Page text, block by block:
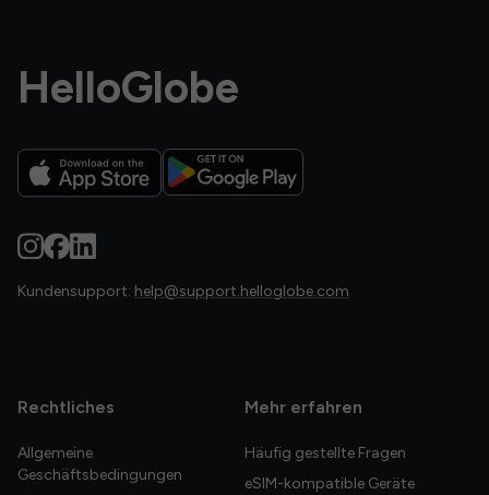
HelloGlobe
Kundensupport: help@support.helloglobe.com
Rechtliches
Allgemeine
Geschäftsbedingungen
Mehr erfahren
Häufig gestellte Fragen
eSIM-kompatible Geräte